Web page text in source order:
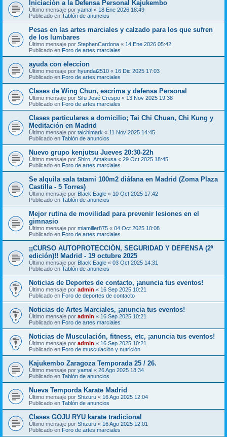
Iniciación a la Defensa Personal Kajukembo
Último mensaje por yamal « 18 Ene 2026 18:49
Publicado en Tablón de anuncios
Pesas en las artes marciales y calzado para los que sufren
de los lumbares
Último mensaje por StephenCardona « 14 Ene 2026 05:42
Publicado en Foro de artes marciales
ayuda con eleccion
Último mensaje por hyundai2510 « 16 Dic 2025 17:03
Publicado en Foro de artes marciales
Clases de Wing Chun, escrima y defensa Personal
Último mensaje por Sifu José Crespo « 13 Nov 2025 19:38
Publicado en Foro de artes marciales
Clases particulares a domicilio; Tai Chi Chuan, Chi Kung y
Meditación en Madrid
Último mensaje por taichimark « 11 Nov 2025 14:45
Publicado en Tablón de anuncios
Nuevo grupo kenjutsu Jueves 20:30-22h
Último mensaje por Shiro_Amakusa « 29 Oct 2025 18:45
Publicado en Foro de artes marciales
Se alquila sala tatami 100m2 diáfana en Madrid (Zoma Plaza
Castilla - 5 Torres)
Último mensaje por Black Eagle « 10 Oct 2025 17:42
Publicado en Tablón de anuncios
Mejor rutina de movilidad para prevenir lesiones en el
gimnasio
Último mensaje por miamiller875 « 04 Oct 2025 10:08
Publicado en Foro de artes marciales
¡¡CURSO AUTOPROTECCIÓN, SEGURIDAD Y DEFENSA (2ª
edición)!! Madrid - 19 octubre 2025
Último mensaje por Black Eagle « 03 Oct 2025 14:31
Publicado en Tablón de anuncios
Noticias de Deportes de contacto, ¡anuncia tus eventos!
Último mensaje por admin « 16 Sep 2025 10:21
Publicado en Foro de deportes de contacto
Noticias de Artes Marciales, ¡anuncia tus eventos!
Último mensaje por admin « 16 Sep 2025 10:21
Publicado en Foro de artes marciales
Noticias de Musculación, fitness, etc, ¡anuncia tus eventos!
Último mensaje por admin « 16 Sep 2025 10:21
Publicado en Foro de musculación y nutrición
Kajukembo Zaragoza Temporada 25 / 26.
Último mensaje por yamal « 26 Ago 2025 18:34
Publicado en Tablón de anuncios
Nueva Temporda Karate Madrid
Último mensaje por Shizuru « 16 Ago 2025 12:04
Publicado en Tablón de anuncios
Clases GOJU RYU karate tradicional
Último mensaje por Shizuru « 16 Ago 2025 12:01
Publicado en Foro de artes marciales